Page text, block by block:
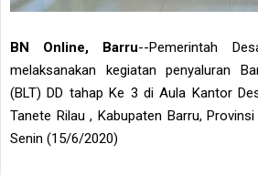
BN Online, Barru--Pemerintah
melaksanakan kegiatan penyaluran
(BLT) DD tahap Ke 3 di Aula Kantor
Tanete Rilau , Kabupaten Barru,
Senin (15/6/2020)